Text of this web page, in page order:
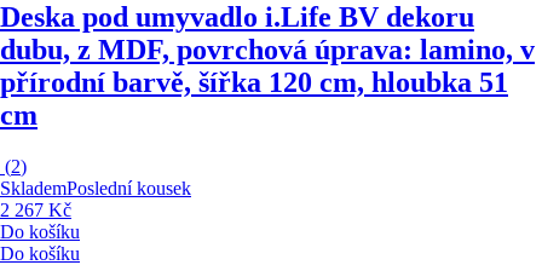
Deska pod umyvadlo i.Life BV dekoru
dubu, z MDF, povrchová úprava: lamino, v
přírodní barvě, šířka 120 cm, hloubka 51
cm
(2)
SklademPoslední kousek
2 267 Kč
Do košíku
Do košíku